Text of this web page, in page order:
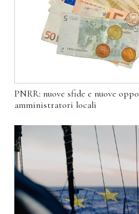
PNRR: nuove sfide e nuove
amministratori locali